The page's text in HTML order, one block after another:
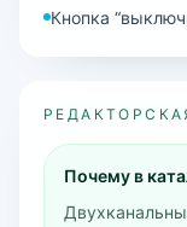
Кнопка
Почему в